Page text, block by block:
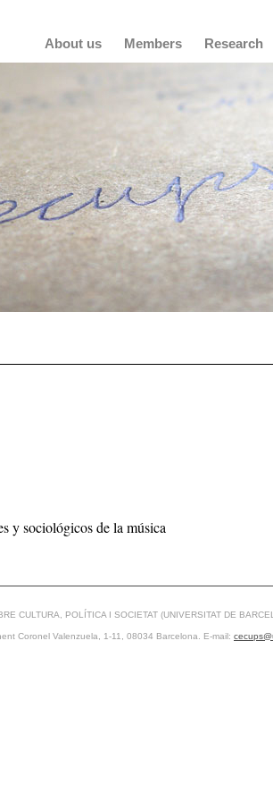
MainAbout us Members Research
y sociológicos de la música
CULTURA, POLÍTICA I SOCIETAT (UNIVERSITAT DE
Coronel Valenzuela, 1-11, 08034 Barcelona. E-mail: